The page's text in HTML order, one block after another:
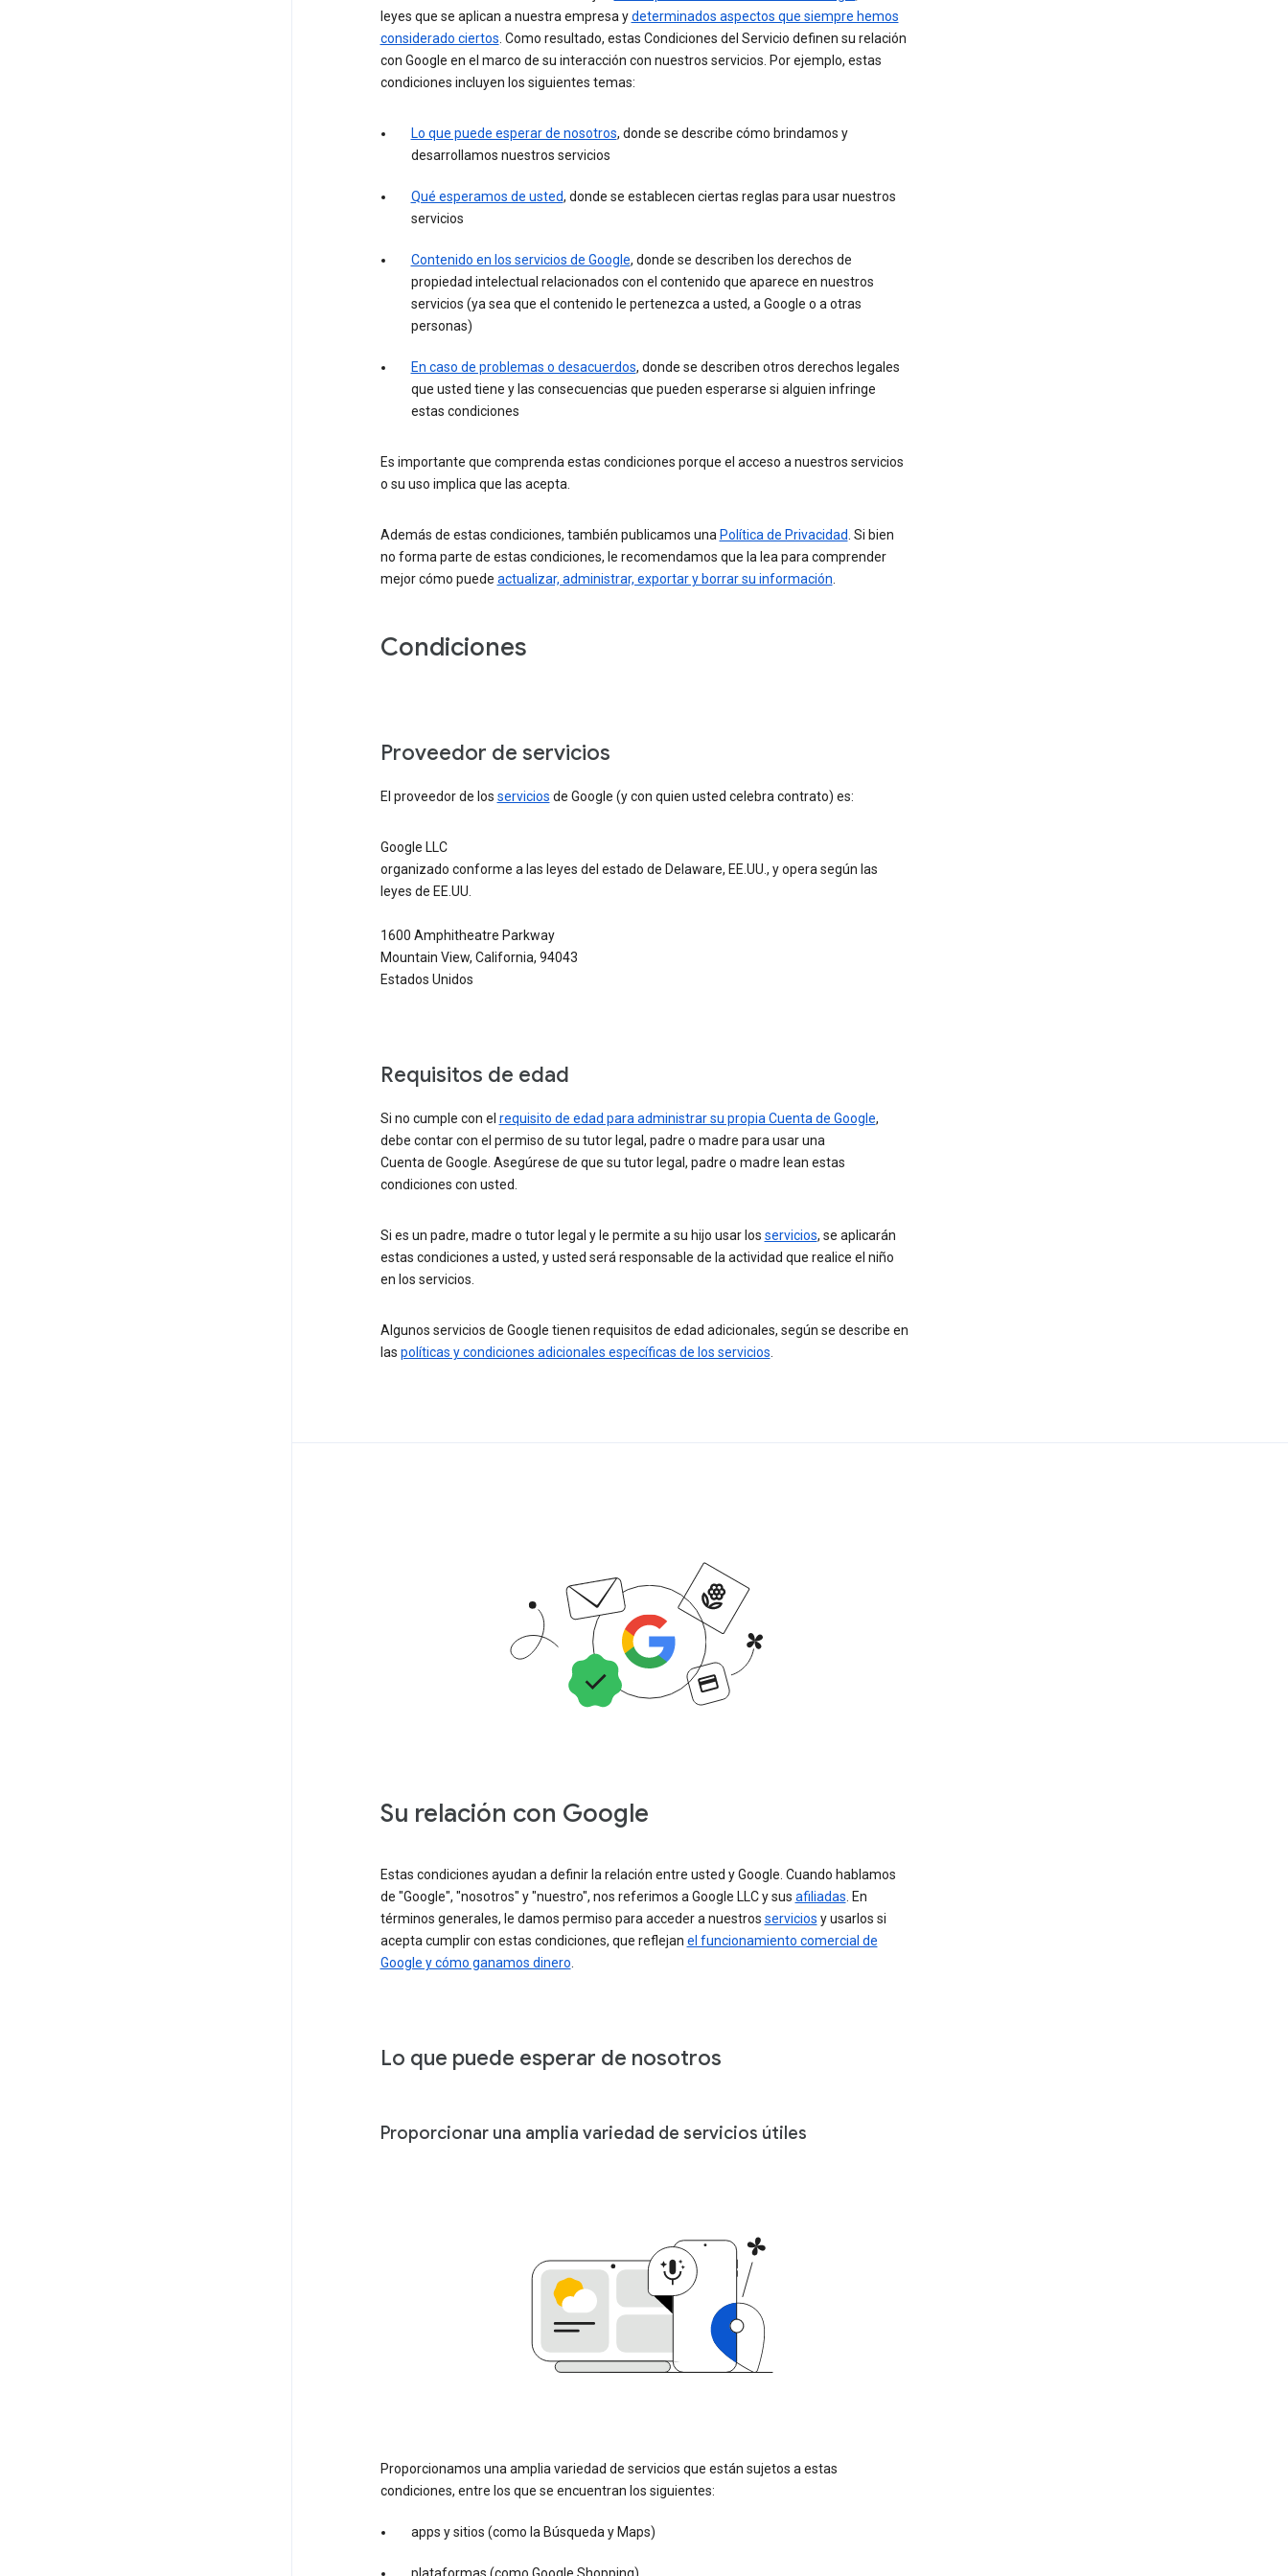
leyes que se aplican a nuestra empresa ydeterminados aspectos que siempre hemos
considerado ciertos . Como resultado, estas Condiciones del Servicio definen su relación
con Google en el marco de su interacción con nuestros servicios. Por ejemplo, estas
condiciones incluyen los siguientes temas:
Lo que puede esperar de nosotros, donde se describe cómo brindamos y
desarrollamos nuestros servicios
Qué esperamos de usted, donde se establecen ciertas reglas para usar nuestros
servicios
Contenido en los servicios de Google, donde se describen los derechos de
propiedad intelectual relacionados con el contenido que aparece en nuestros
servicios (ya sea que el contenido le pertenezca a usted, a Google o a otras
personas)
En caso de problemas o desacuerdos, donde se describen otros derechos legales
que usted tiene y las consecuencias que pueden esperarse si alguien infringe
estas condiciones
Es importante que comprenda estas condiciones porque el acceso a nuestros servicios
o su uso implica que las acepta.
Además de estas condiciones, también publicamos una Política de Privacidad . Si bien
no forma parte de estas condiciones, le recomendamos que la lea para comprender
mejor cómo puede actualizar, administrar, exportar y borrar su información
Condiciones
Proveedor de servicios
El proveedor de los servicios de Google (y con quien usted celebra contrato) es:
Google LLC
organizado conforme a las leyes del estado de Delaware, EE.UU., y opera según las
leyes de EE.UU.
1600 Amphitheatre Parkway
Mountain View, California, 94043
Estados Unidos
Requisitos de edad
Si no cumple con el requisito de edad para administrar su propia Cuenta de Google,
debe contar con el permiso de su tutor legal, padre o madre para usar una
Cuenta de Google. Asegúrese de que su tutor legal, padre o madre lean estas
condiciones con usted.
Si es un padre, madre o tutor legal y le permite a su hijo usar los servicios, se aplicarán
estas condiciones a usted, y usted será responsable de la actividad que realice el niño
en los servicios.
Algunos servicios de Google tienen requisitos de edad adicionales, según se describe en
las políticas y condiciones adicionales específicas de los servicios
Su relación con Google
Estas condiciones ayudan a definir la relación entre usted y Google. Cuando hablamos
de "Google", "nosotros" y "nuestro", nos referimos a Google LLC y sus afiliadas. En
términos generales, le damos permiso para acceder a nuestros servicios y usarlos si
acepta cumplir con estas condiciones, que reflejan el funcionamiento comercial de
Google y cómo ganamos dinero.
Lo que puede esperar de nosotros
Proporcionar una amplia variedad de servicios útiles
Proporcionamos una amplia variedad de servicios que están sujetos a estas
condiciones, entre los que se encuentran los siguientes:
apps y sitios (como la Búsqueda y Maps)
plataformas (como Google Shopping)